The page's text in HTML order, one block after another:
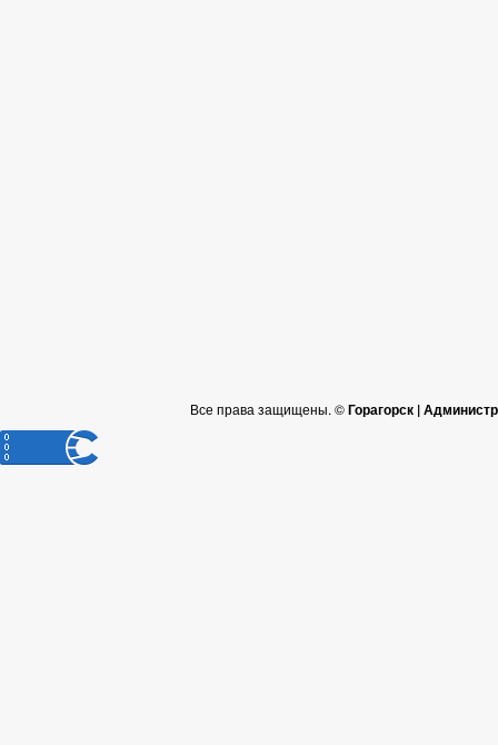
Все права защищены. ©Горагорск |